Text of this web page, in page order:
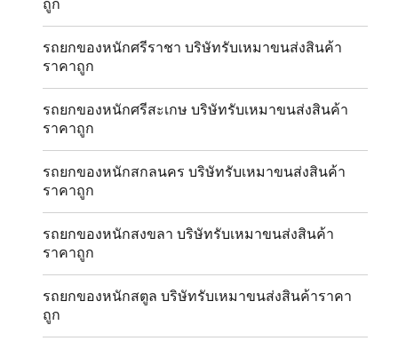
ถูก
รถยกของหนักศรีราชา บริษัทรับเหมาขนส่งสินค้า
ราคาถูก
รถยกของหนักศรีสะเกษ บริษัทรับเหมาขนส่งสินค้า
ราคาถูก
รถยกของหนักสกลนคร บริษัทรับเหมาขนส่งสินค้า
ราคาถูก
รถยกของหนักสงขลา บริษัทรับเหมาขนส่งสินค้า
ราคาถูก
รถยกของหนักสตูล บริษัทรับเหมาขนส่งสินค้าราคา
ถูก